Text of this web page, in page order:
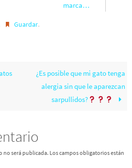
marca…
Guardar.
¿Es posible que mi gato tenga
alergia sin que le aparezcan
sarpullidos?
no será publicada. Los campos obligatorios están